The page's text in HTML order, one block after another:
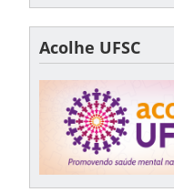
Acolhe UFSC